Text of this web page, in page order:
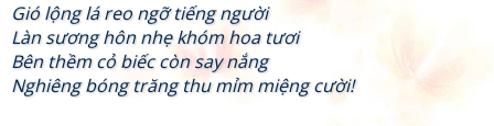
Gió lộng lá reo ngỡ tiếng người
Làn sương hôn nhẹ khóm hoa tươi
Bên thềm cỏ biếc còn say nắng
Nghiêng bóng trăng thu mỉm miệng cười!